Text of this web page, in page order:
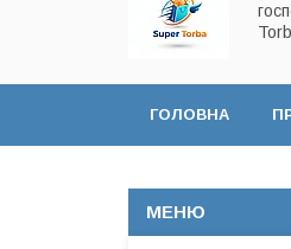
ГОЛОВНА